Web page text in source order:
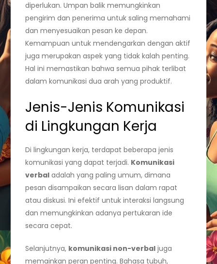
diperlukan. Umpan balik memungkinkan
pengirim dan penerima untuk saling memahami
dan menyesuaikan pesan ke depan.
Kemampuan untuk mendengarkan dengan aktif
juga merupakan aspek yang tidak kalah penting.
Hal ini memastikan bahwa semua pihak terlibat
dalam komunikasi dua arah yang produktif.
Jenis-Jenis Komunikasi
di Lingkungan Kerja
Di lingkungan kerja, terdapat beberapa jenis
komunikasi yang dapat terjadi. Komunikasi
verbal adalah yang paling umum, dimana
pesan disampaikan secara lisan dalam rapat
atau diskusi. Ini efektif untuk interaksi langsung
dan memungkinkan adanya pertukaran ide
secara cepat.
Selanjutnya, komunikasi non-verbal juga
memainkan peran penting. Bahasa tubuh,